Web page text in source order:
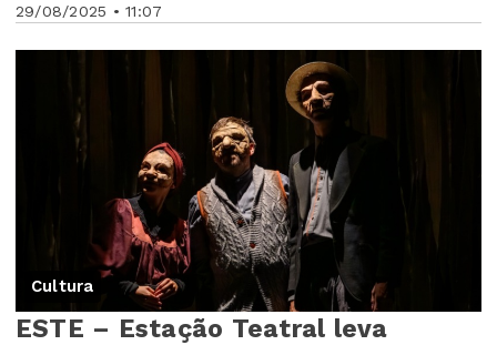
29/08/2025 • 11:07
Cultura
ESTE – Estação Teatral leva